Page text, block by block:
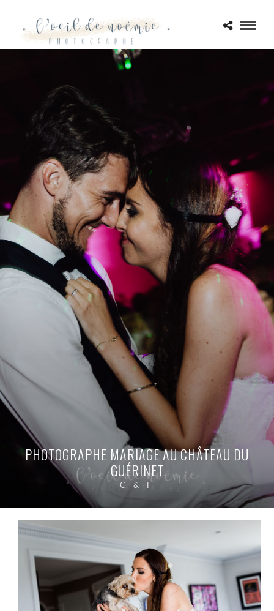
PHOTOGRAPHE MARIAGE AU CHÂTEAU DU
GUÉRINET
C & F